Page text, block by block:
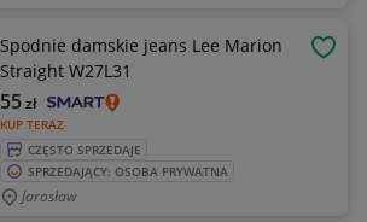
Spodnie damskie jeans Lee Marion
Straight W27L31
KUP TERAZ
55zł
CZĘSTO SPRZEDAJE
SPRZEDAJĄCY: OSOBA PRYWATNA
Jarosław